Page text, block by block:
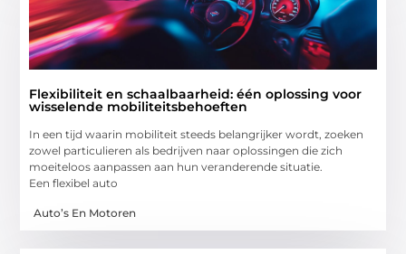
Flexibiliteit en schaalbaarheid: één oplossing voor
wisselende mobiliteitsbehoeften
In een tijd waarin mobiliteit steeds belangrijker wordt, zoeken
zowel particulieren als bedrijven naar oplossingen die zich
moeiteloos aanpassen aan hun veranderende situatie.
Een flexibel auto
Auto’s En Motoren